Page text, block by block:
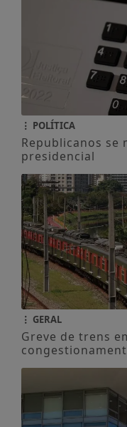
POLÍTICA
Republicanos
presidencial
GERAL
Greve de trens